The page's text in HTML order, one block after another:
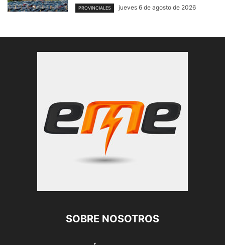
PROVINCIALES jueves 6 de agosto de 2026
SOBRE NOSOTROS